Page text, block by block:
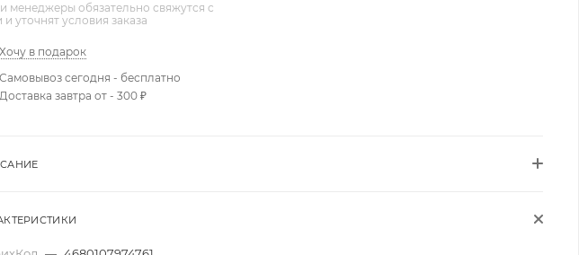
менеджеры обязательно свяжутся с
и уточнят условия заказа
Хочу в подарок
Самовывоз сегодня - бесплатно
Доставка завтра от - 300 ₽